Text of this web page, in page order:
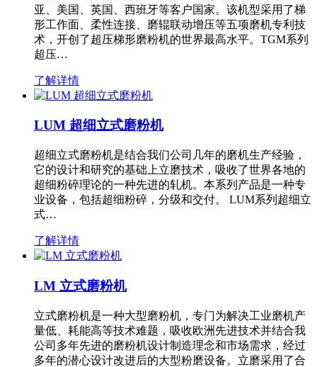
亚、美国、英国、西班牙等客户国家。该机型采用了梯
形工作面、柔性连接、磨辊联动增压等五项磨机专利技
术，开创了超压梯形磨粉机的世界最高水平。TGM系列
超压…
了解详情
LUM 超细立式磨粉机
超细立式磨粉机是结合我们公司几年的磨机生产经验，
它的设计和研究的基础上立磨技术，吸收了世界各地的
超细粉碎理论的一种先进的轧机。本系列产品是一种专
业设备，包括超细粉碎，分级和交付。 LUM系列超细立
式…
了解详情
LM 立式磨粉机
立式磨粉机是一种大型磨粉机，专门为解决工业磨机产
量低、耗能高等技术难题，吸收欧洲先进技术并结合我
公司多年先进的磨粉机设计制造理念和市场需求，经过
多年的潜心设计改进后的大型粉磨设备。立磨采用了合